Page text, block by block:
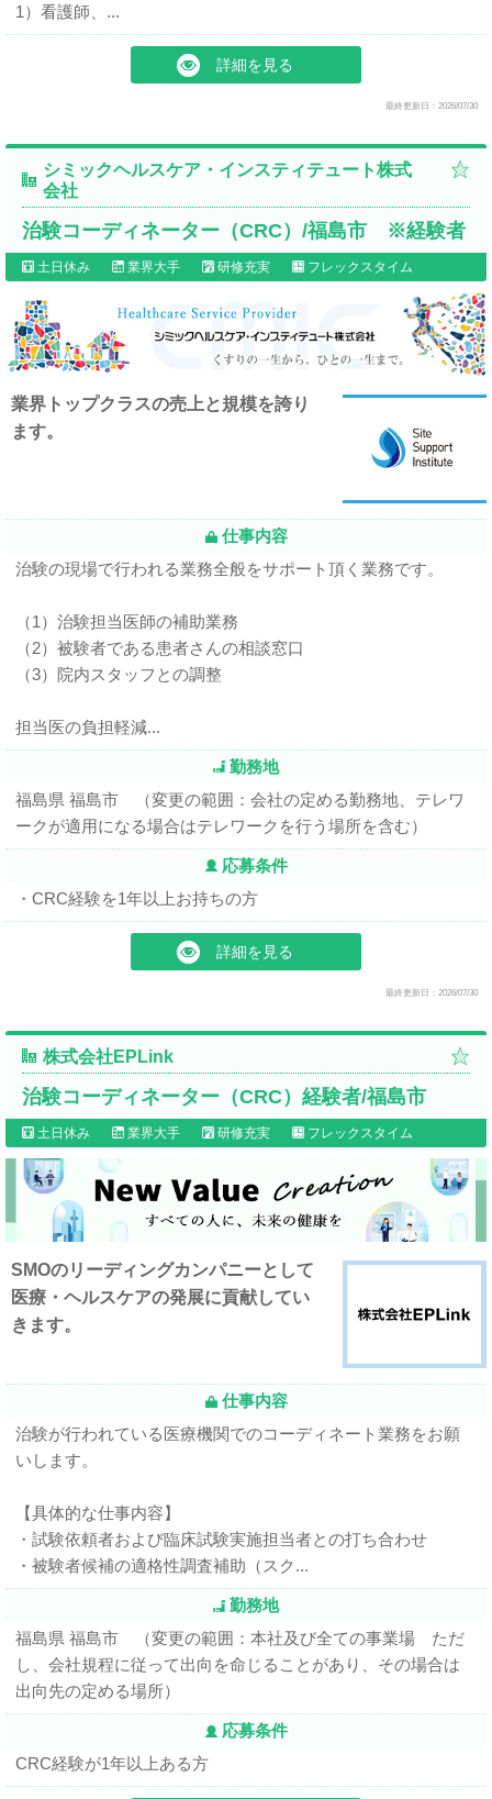
1）看護師、...
詳細を見る
最終更新日：2026/07/30
シミックヘルスケア・インスティテュート株式
会社
治験コーディネーター（CRC）/福島市 ※経験者
土日休み 業界大手 研修充実 フレックスタイム
業界トップクラスの売上と規模を誇り
ます。
仕事内容
治験の現場で行われる業務全般をサポート頂く業務です。
（1）治験担当医師の補助業務
（2）被験者である患者さんの相談窓口
（3）院内スタッフとの調整
担当医の負担軽減...
勤務地
福島県 福島市 （変更の範囲：会社の定める勤務地、テレワ
ークが適用になる場合はテレワークを行う場所を含む）
応募条件
・CRC経験を1年以上お持ちの方
詳細を見る
最終更新日：2026/07/30
株式会社EPLink
治験コーディネーター（CRC）経験者/福島市
土日休み 業界大手 研修充実 フレックスタイム
SMOのリーディングカンパニーとして
医療・ヘルスケアの発展に貢献してい
きます。
仕事内容
治験が行われている医療機関でのコーディネート業務をお願
いします。
【具体的な仕事内容】
・試験依頼者および臨床試験実施担当者との打ち合わせ
・被験者候補の適格性調査補助（スク...
勤務地
福島県 福島市 （変更の範囲：本社及び全ての事業場 ただ
し、会社規程に従って出向を命じることがあり、その場合は
出向先の定める場所）
応募条件
CRC経験が1年以上ある方